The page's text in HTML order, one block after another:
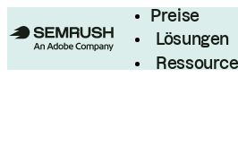
Preise
Lösungen